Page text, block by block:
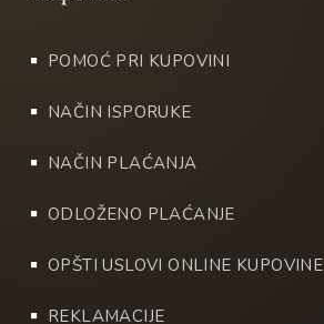
POMOĆ PRI KUPOVINI
NAČIN ISPORUKE
NAČIN PLAĆANJA
ODLOŽENO PLAĆANJE
OPŠTI USLOVI ONLINE KUPOVINE
REKLAMACIJE